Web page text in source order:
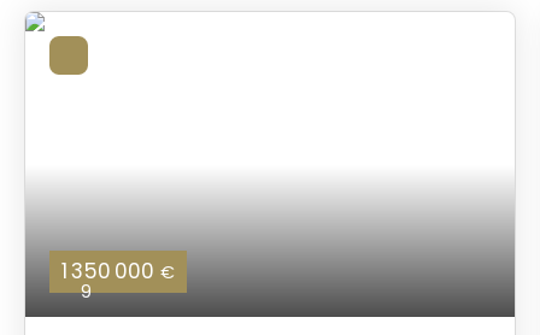
1 350 000 €
9